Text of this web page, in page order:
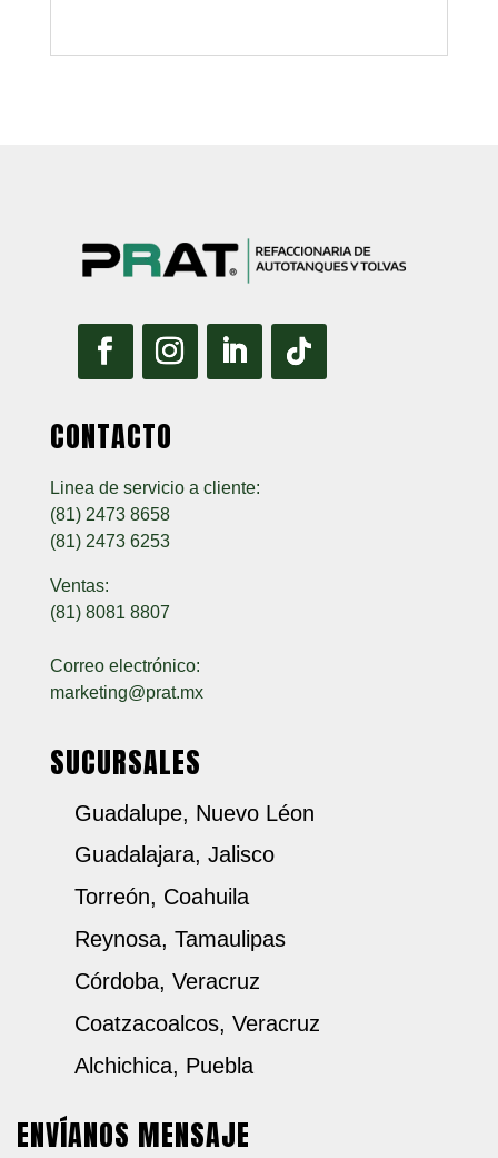
CONTACTO
Linea de servicio a cliente:
(81) 2473 8658
(81) 2473 6253
Ventas:
(81) 8081 8807
Correo electrónico:
marketing@prat.mx
SUCURSALES
Guadalupe, Nuevo Léon
Guadalajara, Jalisco
Torreón, Coahuila
Reynosa, Tamaulipas
Córdoba, Veracruz
Coatzacoalcos, Veracruz
Alchichica, Puebla
ENVÍANOS MENSAJE